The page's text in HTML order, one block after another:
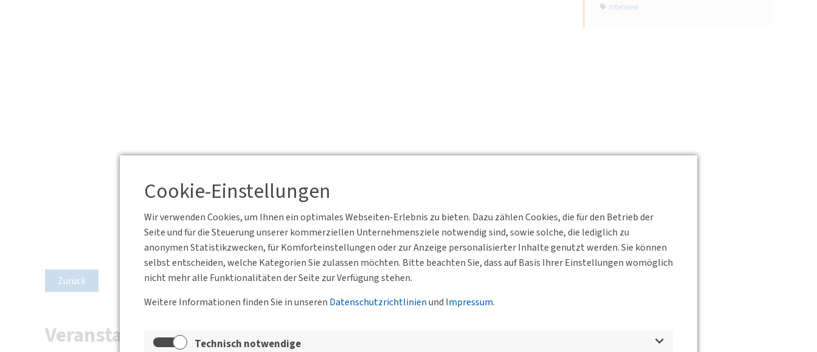
Cookie-Einstellungen
Wir verwenden Cookies, um Ihnen ein optimales Webseiten-Erlebnis zu bieten. Dazu zählen Cookies, die für den Betrieb der
Seite und für die Steuerung unserer kommerziellen Unternehmensziele notwendig sind, sowie solche, die lediglich zu
anonymen Statistikzwecken, für Komforteinstellungen oder zur Anzeige personalisierter Inhalte genutzt werden. Sie können
selbst entscheiden, welche Kategorien Sie zulassen möchten. Bitte beachten Sie, dass auf Basis Ihrer Einstellungen womöglich
nicht mehr alle Funktionalitäten der Seite zur Verfügung stehen.
Weitere Informationen finden Sie in unseren Datenschutzrichtlinienund Impressum.
Technisch notwendige
Zurück
Veranstaltungen der Bundesgeschäftsstelle, der BVs und
Interview